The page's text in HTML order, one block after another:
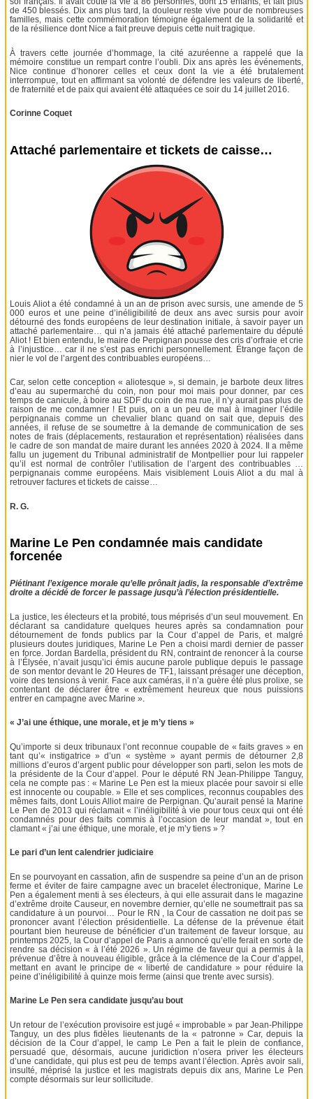
de 450 blessés. Dix ans plus tard, la douleur reste vive pour de nombreuses
familles, mais cette commémoration témoigne également de la solidarité et
de la résilience dont Nice a fait preuve depuis cette nuit tragique.
À travers cette journée d’hommage, la cité azuréenne a rappelé que la
mémoire constitue un rempart contre l’oubli. Dix ans après les événements,
Nice continue d’honorer celles et ceux dont la vie a été brutalement
interrompue, tout en affirmant sa volonté de défendre les valeurs de liberté,
de fraternité et de paix qui avaient été attaquées ce soir du 14 juillet 2016.
Corinne Coquet
Attaché parlementaire et tickets de caisse…
Louis Aliot a été condamné à un an de prison avec sursis, une amende de 5
000 euros et une peine d’inéligibilité de deux ans avec sursis pour avoir
détourné des fonds européens de leur destination initiale, à savoir payer un
attaché parlementaire… qui n’a jamais été attaché parlementaire du député
Aliot ! Et bien entendu, le maire de Perpignan pousse des cris d’orfraie et crie
à l’injustice… car il ne s’est pas enrichi personnellement. Étrange façon de
nier le vol de l’argent des contribuables européens…
Car, selon cette conception « aliotesque », si demain, je barbote deux litres
d’eau au supermarché du coin, non pour moi mais pour donner, par ces
temps de canicule, à boire au SDF du coin de ma rue, il n’y aurait pas plus de
raison de me condamner ! Et puis, on a un peu de mal à imaginer l’édile
perpignanais comme un chevalier blanc quand on sait que, depuis des
années, il refuse de se soumettre à la demande de communication de ses
notes de frais (déplacements, restauration et représentation) réalisées dans
le cadre de son mandat de maire durant les années 2020 à 2024. Il a même
fallu un jugement du Tribunal administratif de Montpellier pour lui rappeler
qu’il est normal de contrôler l’utilisation de l’argent des contribuables …
perpignanais comme européens. Mais visiblement Louis Aliot a du mal à
retrouver factures et tickets de caisse…
R. G.
Marine Le Pen condamnée mais candidate
forcenée
Piétinant l’exigence morale qu’elle prônait jadis, la responsable d’extrême
droite a décidé de forcer le passage jusqu’à l’élection présidentielle.
La justice, les électeurs et la probité, tous méprisés d’un seul mouvement. En
déclarant sa candidature quelques heures après sa condamnation pour
détournement de fonds publics par la Cour d’appel de Paris, et malgré
plusieurs doutes juridiques, Marine Le Pen a choisi mardi dernier de passer
en force. Jordan Bardella, président du RN, contraint de renoncer à la course
à l’Élysée, n’avait jusqu’ici émis aucune parole publique depuis le passage
de son mentor devant le 20 Heures de TF1, laissant présager une déception,
voire des tensions à venir. Face aux caméras, il n’a guère été plus prolixe, se
contentant de déclarer être « extrêmement heureux que nous puissions
entrer en campagne avec Marine ».
« J’ai une éthique, une morale, et je m’y tiens »
Qu’importe si deux tribunaux l’ont reconnue coupable de « faits graves » en
tant qu’« instigatrice » d’un « système » ayant permis de détourner 2,8
millions d’euros d’argent public pour développer son parti, selon les mots de
la présidente de la Cour d’appel. Pour le député RN Jean-Philippe Tanguy,
cela ne compte pas : « Marine Le Pen est la mieux placée pour savoir si elle
est innocente ou coupable. » Elle et ses complices, reconnus coupables des
mêmes faits, dont Louis Alliot maire de Perpignan. Qu’aurait pensé la Marine
Le Pen de 2013 qui réclamait « l’inéligibilité à vie pour tous ceux qui ont été
condamnés pour des faits commis à l’occasion de leur mandat », tout en
clamant « j’ai une éthique, une morale, et je m’y tiens » ?
Le pari d’un lent calendrier judiciaire
En se pourvoyant en cassation, afin de suspendre sa peine d’un an de prison
ferme et éviter de faire campagne avec un bracelet électronique, Marine Le
Pen a également menti à ses électeurs, à qui elle assurait dans le magazine
d’extrême droite Causeur, en novembre dernier, qu’elle ne soumettrait pas sa
candidature à un pourvoi… Pour le RN , la Cour de cassation ne doit pas se
prononcer avant l’élection présidentielle. La défense de la prévenue était
pourtant bien heureuse de bénéficier d’un traitement de faveur lorsque, au
printemps 2025, la Cour d’appel de Paris a annoncé qu’elle ferait en sorte de
rendre sa décision « à l’été 2026 ». Un régime de faveur qui a permis à la
prévenue d’être à nouveau éligible, grâce à la clémence de la Cour d’appel,
mettant en avant le principe de « liberté de candidature » pour réduire la
peine d’inéligibilité à quinze mois ferme (ainsi que trente avec sursis).
Marine Le Pen sera candidate jusqu’au bout
Un retour de l’exécution provisoire est jugé « improbable » par Jean-Philippe
Tanguy, un des plus fidèles lieutenants de la « patronne » Car, depuis la
décision de la Cour d’appel, le camp Le Pen a fait le plein de confiance,
persuadé que, désormais, aucune juridiction n’osera priver les électeurs
d’une candidate, qui plus est peu de temps avant l’élection. Après avoir sali,
insulté, méprisé la justice et les magistrats depuis dix ans, Marine Le Pen
compte désormais sur leur sollicitude.